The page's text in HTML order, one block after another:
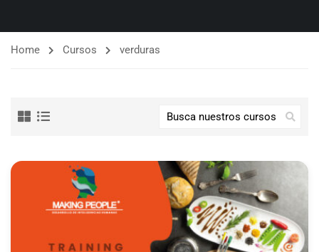
Home Cursos verduras